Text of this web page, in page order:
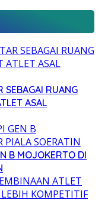
SEBAGAI RUANG
ASAL
B MOJOKERTO DI